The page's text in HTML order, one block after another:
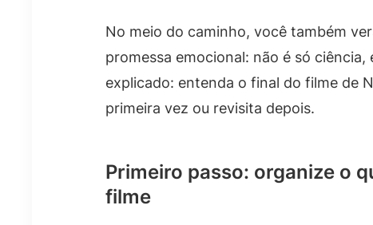
No meio do caminho, você também
promessa emocional: não é só
explicado: entenda o final do filme de
primeira vez ou revisita depois.
Primeiro passo: organize o
filme